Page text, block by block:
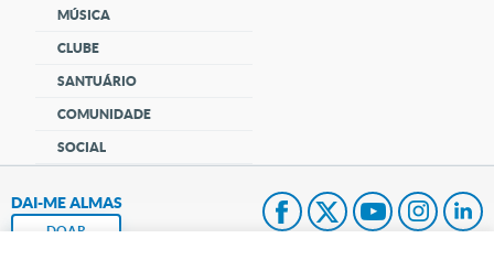
MÚSICA
CLUBE
SANTUÁRIO
COMUNIDADE
SOCIAL
DAI-ME ALMAS
DOAR